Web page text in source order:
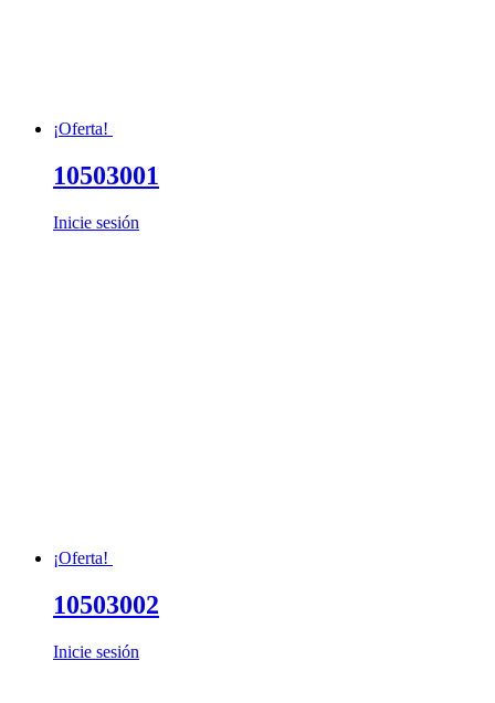
¡Oferta!
10503001
Inicie sesión
¡Oferta!
10503002
Inicie sesión